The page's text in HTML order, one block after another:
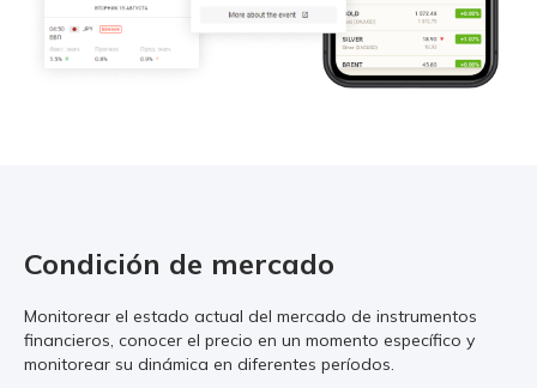
Condición de mercado
Monitorear el estado actual del mercado de instrumentos
financieros, conocer el precio en un momento específico y
monitorear su dinámica en diferentes períodos.